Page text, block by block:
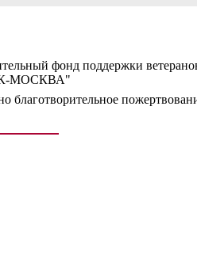
фонд поддержки
МОСКВА"
благотворительное